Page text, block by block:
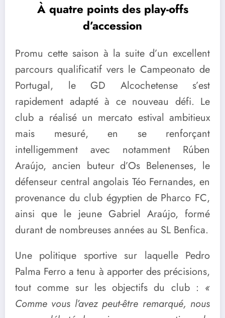
À quatre points des play-offs
d’accession
Promu cette saison à la suite d’un excellent
parcours qualificatif vers le Campeonato de
Portugal, le GD Alcochetense s’est
rapidement adapté à ce nouveau défi. Le
club a réalisé un mercato estival ambitieux
mais mesuré, en se renforçant
intelligemment avec notamment Rúben
Araújo, ancien buteur d’Os Belenenses, le
défenseur central angolais Téo Fernandes, en
provenance du club égyptien de Pharco FC,
ainsi que le jeune Gabriel Araújo, formé
durant de nombreuses années au SL Benfica.
Une politique sportive sur laquelle Pedro
Palma Ferro a tenu à apporter des précisions,
tout comme sur les objectifs du club : «
Comme vous l’avez peut-être remarqué, nous